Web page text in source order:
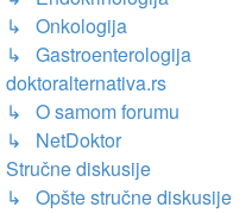
↳ Onkologija
↳ Gastroenterologija
doktoralternativa.rs
↳ O samom forumu
↳ NetDoktor
Stručne diskusije
↳ Opšte stručne diskusije